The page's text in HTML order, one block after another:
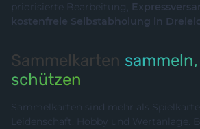
priorisierte Bearbeitung,
kostenfreie Selbstabholung in
Sammelkarten
schützen
Sammelkarten sind mehr als
Leidenschaft, Hobby und Wertanlage.